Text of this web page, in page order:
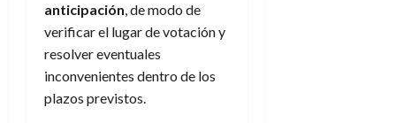
anticipación, de modo de
verificar el lugar de votación y
resolver eventuales
inconvenientes dentro de los
plazos previstos.